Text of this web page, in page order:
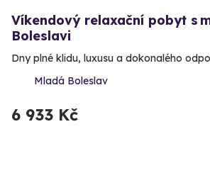
Víkendový relaxační pobyt s
Boleslavi
Dny plné klidu, luxusu a dokonalého
Mladá Boleslav
6 933 Kč